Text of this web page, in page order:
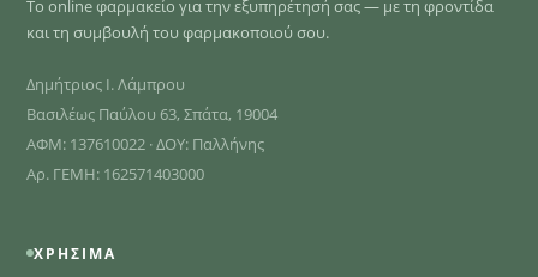
Το online φαρμακείο για την εξυπηρέτησή σας — με τη φροντίδα
και τη συμβουλή του φαρμακοποιού σου.
Δημήτριος Ι. Λάμπρου
Βασιλέως Παύλου 63, Σπάτα, 19004
ΑΦΜ: 137610022 · ΔΟΥ: Παλλήνης
Αρ. ΓΕΜΗ: 162571403000
ΧΡΉΣΙΜΑ